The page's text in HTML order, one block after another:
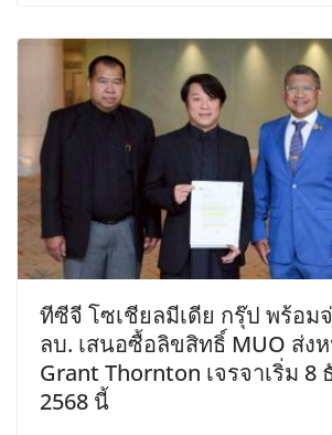
ทีซีจี โซเชียลมีเดีย กรุ๊ป พร้อม
ลบ. เสนอซื้อลิขสิทธิ์ MUO ส่ง
Grant Thornton เจรจาเริ่ม 8
2568 นี้